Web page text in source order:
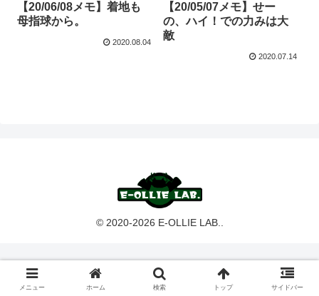
【20/06/08メモ】着地も
母指球から。
2020.08.04
【20/05/07メモ】せー
の、ハイ！での力みは大
敵
2020.07.14
© 2020-2026 E-OLLIE LAB..
メニュー ホーム 検索 トップ サイドバー